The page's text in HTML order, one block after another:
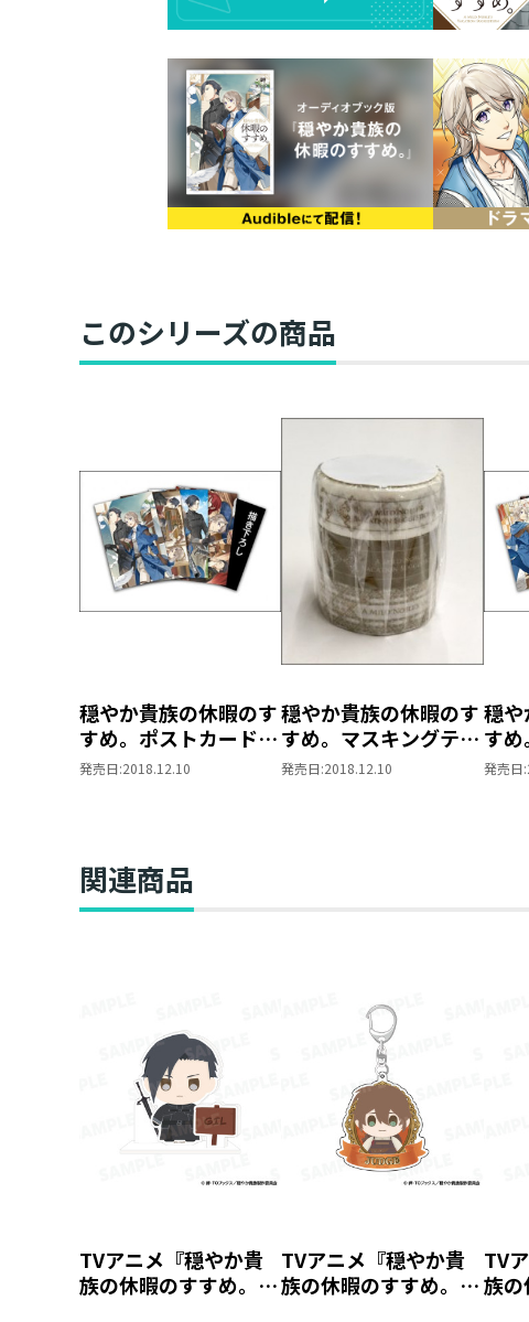
このシリーズの商品
穏やか貴族の休暇のす
すめ。ポストカードセ
ット
発売日:2018.12.10
穏やか貴族の休暇のす
すめ。マスキングテー
プセット
発売日:2018.12.10
穏や
す
ット
発売日:
関連商品
TVアニメ『穏やか貴
族の休暇のすすめ。』
TVアニメ『穏やか貴
族の休暇のすすめ。』
TV
族の